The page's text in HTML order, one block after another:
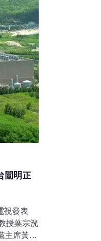
闡明正
視發表
授葉宗洸
主席黃國